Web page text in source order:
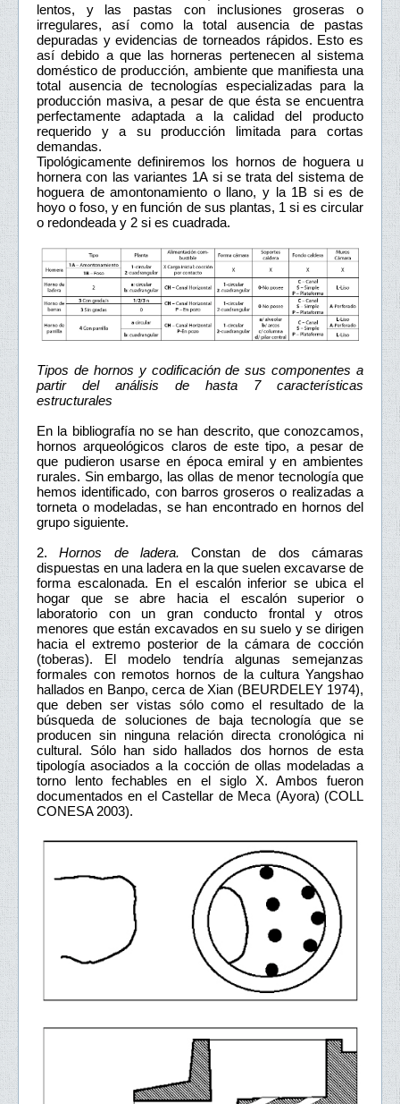
lentos, y las pastas con inclusiones groseras o
irregulares, así como la total ausencia de pastas
depuradas y evidencias de torneados rápidos. Esto es
así debido a que las horneras pertenecen al sistema
doméstico de producción, ambiente que manifiesta una
total ausencia de tecnologías especializadas para la
producción masiva, a pesar de que ésta se encuentra
perfectamente adaptada a la calidad del producto
requerido y a su producción limitada para cortas
demandas.
Tipológicamente definiremos los hornos de hoguera u
hornera con las variantes 1A si se trata del sistema de
hoguera de amontonamiento o llano, y la 1B si es de
hoyo o foso, y en función de sus plantas, 1 si es circular
o redondeada y 2 si es cuadrada.
Tipos de hornos y codificación de sus componentes a
partir del análisis de hasta 7 características
estructurales
En la bibliografía no se han descrito, que conozcamos,
hornos arqueológicos claros de este tipo, a pesar de
que pudieron usarse en época emiral y en ambientes
rurales. Sin embargo, las ollas de menor tecnología que
hemos identificado, con barros groseros o realizadas a
torneta o modeladas, se han encontrado en hornos del
grupo siguiente.
2.Hornos de ladera. Constan de dos cámaras
dispuestas en una ladera en la que suelen excavarse de
forma escalonada. En el escalón inferior se ubica el
hogar que se abre hacia el escalón superior o
laboratorio con un gran conducto frontal y otros
menores que están excavados en su suelo y se dirigen
hacia el extremo posterior de la cámara de cocción
(toberas). El modelo tendría algunas semejanzas
formales con remotos hornos de la cultura Yangshao
hallados en Banpo, cerca de Xian (BEURDELEY 1974),
que deben ser vistas sólo como el resultado de la
búsqueda de soluciones de baja tecnología que se
producen sin ninguna relación directa cronológica ni
cultural. Sólo han sido hallados dos hornos de esta
tipología asociados a la cocción de ollas modeladas a
torno lento fechables en el siglo X. Ambos fueron
documentados en el Castellar de Meca (Ayora) (COLL
CONESA 2003).